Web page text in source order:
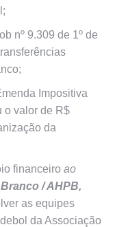
nº 9.309 de 1º de
Impositiva
o valor de R$
da
financeiro ao
/ AHPB,
as equipes
da Associação